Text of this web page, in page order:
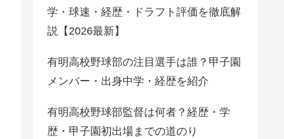
学・球速・経歴・ドラフト評価を徹底解
説【2026最新】
有明高校野球部の注目選手は誰？甲子園
メンバー・出身中学・経歴を紹介
有明高校野球部監督は何者？経歴・学
歴・甲子園初出場までの道のり